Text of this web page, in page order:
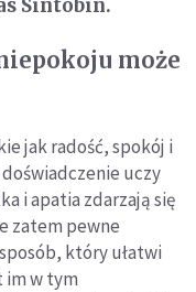
Sintobin.
może
jak radość, spokój i
uczy
i apatia zdarzają się
zatem pewne
który ułatwi
im w tym